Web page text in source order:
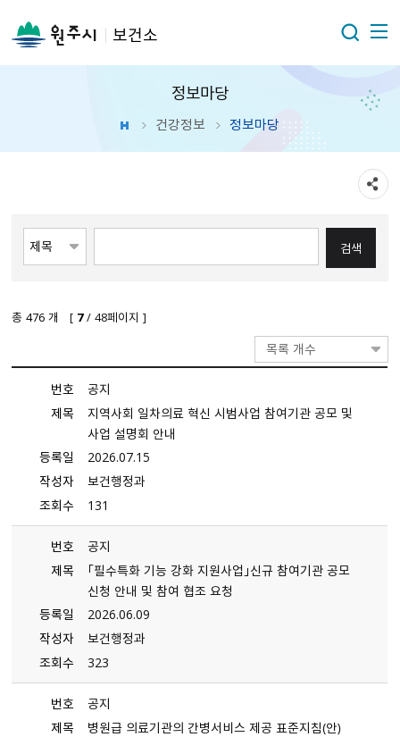
보건소
정보마당
건강정보 정보마당
총 476 개 [ 7/ 48페이지 ]
목록 개수
번호
공지
제목
지역사회 일차의료 혁신 시범사업 참여기관 공모 및
사업 설명회 안내
등록일
2026.07.15
작성자
보건행정과
조회수
131
번호
공지
제목
「필수특화 기능 강화 지원사업」신규 참여기관 공모
신청 안내 및 참여 협조 요청
등록일
2026.06.09
작성자
보건행정과
조회수
323
번호
공지
제목
병원급 의료기관의 간병서비스 제공 표준지침（안）